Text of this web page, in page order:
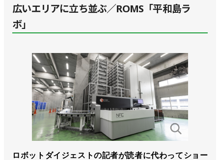
広いエリアに立ち並ぶ／ROMS「平和島ラ
ボ」
ロボットダイジェストの記者が読者に代わってショー